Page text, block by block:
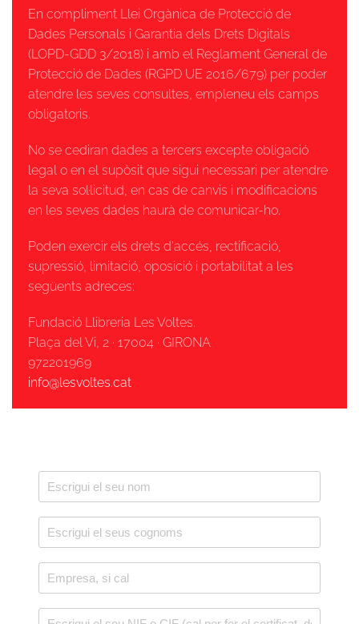
En compliment Llei Orgànica de Protecció de
Dades Personals i Garantia dels Drets Digitals
(LOPD-GDD 3/2018) i amb el Reglament General de
Protecció de Dades (RGPD UE 2016/679) per poder
atendre les seves consultes, empleneu els camps
obligatoris.
No se cediran dades a tercers excepte obligació
legal o en el supòsit que sigui necessari per atendre
la seva sol·licitud, en cas de canvis i modificacions
en les seves dades haurà de comunicar-ho.
Poden exercir els drets d'accés, rectificació,
supressió, limitació, oposició i portabilitat a les
següents adreces:
Fundació Llibreria Les Voltes.
Plaça del Vi, 2 · 17004 · GIRONA
972201969
info@lesvoltes.cat